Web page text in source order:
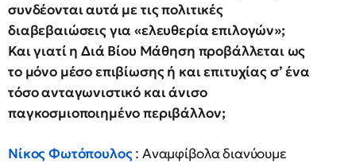
συνδέονται αυτά με τις πολιτικές
διαβεβαιώσεις για «ελευθερία επιλογών»;
Και γιατί η Διά Βίου Μάθηση προβάλλεται ως
το μόνο μέσο επιβίωσης ή και επιτυχίας σ’ ένα
τόσο ανταγωνιστικό και άνισο
παγκοσμιοποιημένο περιβάλλον;
Νίκος Φωτόπουλος: Αναμφίβολα διανύουμε